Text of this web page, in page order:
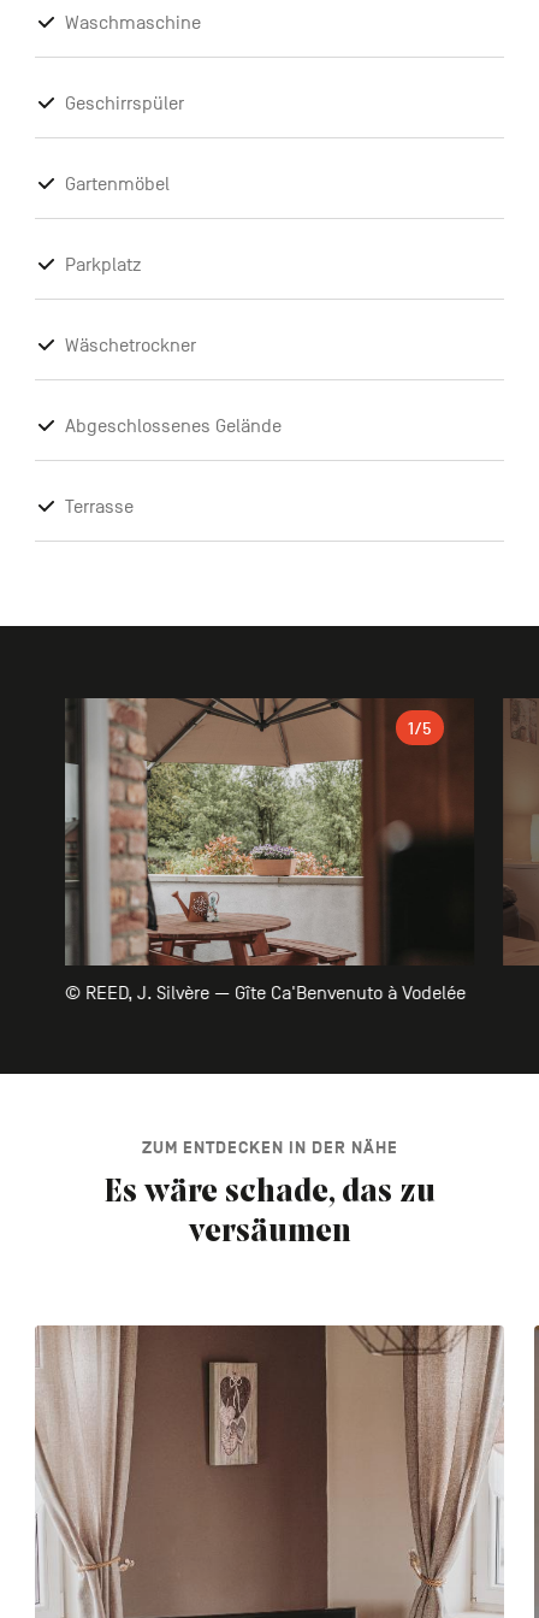
Waschmaschine
Geschirrspüler
Gartenmöbel
Parkplatz
Wäschetrockner
Abgeschlossenes Gelände
Terrasse
Galerie
© REED, J. Silvère — Gîte Ca'Benvenuto à Vodelée
1/5
ZUM ENTDECKEN IN DER NÄHE
Es wäre schade, das zu
versäumen